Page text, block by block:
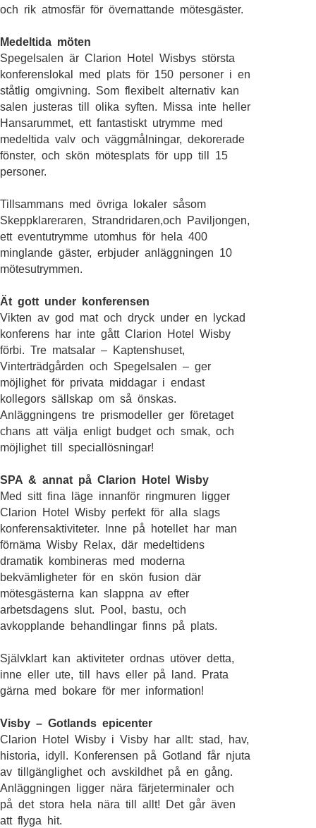
och rik atmosfär för övernattande mötesgäster.
Medeltida möten
Spegelsalen är Clarion Hotel Wisbys största
konferenslokal med plats för 150 personer i en
ståtlig omgivning. Som flexibelt alternativ kan
salen justeras till olika syften. Missa inte heller
Hansarummet, ett fantastiskt utrymme med
medeltida valv och väggmålningar, dekorerade
fönster, och skön mötesplats för upp till 15
personer.
Tillsammans med övriga lokaler såsom
Skeppklareraren, Strandridaren,och Paviljongen,
ett eventutrymme utomhus för hela 400
minglande gäster, erbjuder anläggningen 10
mötesutrymmen.
Ät gott under konferensen
Vikten av god mat och dryck under en lyckad
konferens har inte gått Clarion Hotel Wisby
förbi. Tre matsalar – Kaptenshuset,
Vinterträdgården och Spegelsalen – ger
möjlighet för privata middagar i endast
kollegors sällskap om så önskas.
Anläggningens tre prismodeller ger företaget
chans att välja enligt budget och smak, och
möjlighet till speciallösningar!
SPA & annat på Clarion Hotel Wisby
Med sitt fina läge innanför ringmuren ligger
Clarion Hotel Wisby perfekt för alla slags
konferensaktiviteter. Inne på hotellet har man
förnäma Wisby Relax, där medeltidens
dramatik kombineras med moderna
bekvämligheter för en skön fusion där
mötesgästerna kan slappna av efter
arbetsdagens slut. Pool, bastu, och
avkopplande behandlingar finns på plats.
Självklart kan aktiviteter ordnas utöver detta,
inne eller ute, till havs eller på land. Prata
gärna med bokare för mer information!
Visby – Gotlands epicenter
Clarion Hotel Wisby i Visby har allt: stad, hav,
historia, idyll. Konferensen på Gotland får njuta
av tillgänglighet och avskildhet på en gång.
Anläggningen ligger nära färjeterminaler och
på det stora hela nära till allt! Det går även
att flyga hit.